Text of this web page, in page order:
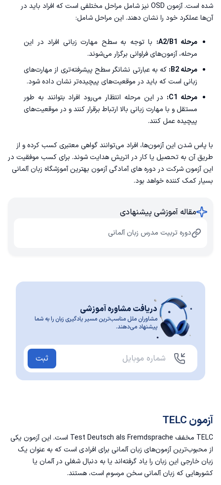
شده است. آزمون OSD نیز شامل مراحل مختلفی است که افراد باید در
آن‌ها عملکرد خود را نشان دهند. این مراحل شامل:
مرحله A2/B1:
با توجه به سطح مهارت زبانی افراد در این
مرحله، آزمون‌های فراوانی برگزار می‌شوند.
مرحله B2:
که به عبارتی نشانگر سطح پیشرفته‌تری از مهارت‌های
زبانی است که باید در موقعیت‌های پیچیده‌تر نشان داده شود.
مرحله C1:
در این مرحله انتظار می‌رود افراد بتوانند به طور
مستقل و با مهارت زبانی بالا ارتباط برقرار کنند و در موقعیت‌های
پیچیده عمل کنند.
با پاس شدن این آزمون‌ها، افراد می‌توانند گواهی معتبری کسب کرده و از
طریق آن به تحصیل یا کار در اتریش هدایت شوند. برای کسب موفقیت در
این آزمون شرکت در دوره های آمادگی آزمون بهترین آموزشگاه زبان آلمانی
بسیار کمک کننده خواهد بود.
مقاله آموزشی پیشنهادی
دوره تربیت مدرس زبان آلمانی
دریافت مشاوره آموزشی
مشاوران ملل مناسب‌ترین مسیر یادگیری زبان را به شما
پیشنهاد می‌دهند.
ثبت
آزمون TELC
TELC مخفف Test Deutsch als Fremdsprache است. این آزمون یکی
از محبوب‌ترین آزمون‌های زبان آلمانی برای افرادی است که به عنوان یک
زبان خارجی این زبان را یاد گرفته‌اند یا به دنبال شغلی در آلمان یا
کشورهایی که زبان آلمانی سخن مرسوم است، هستند.